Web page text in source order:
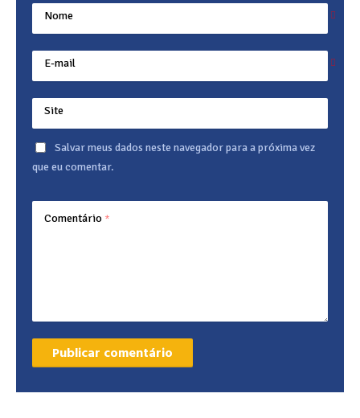
Nome
E-mail
Site
Salvar meus dados neste navegador para a próxima vez
que eu comentar.
Comentário *